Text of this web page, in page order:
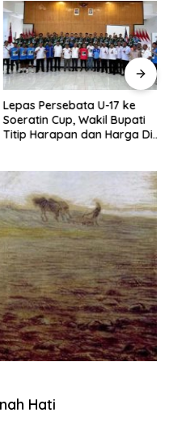
Lepas Persebata U-17 ke
Soeratin Cup, Wakil Bupati
Titip Harapan dan Harga Diri
Hati